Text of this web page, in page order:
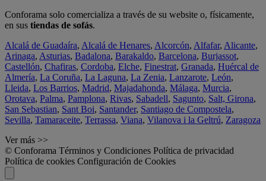
Conforama solo comercializa a través de su website o, físicamente,
en sus tiendas de sofás.
Alcalá de Guadaíra, Alcalá de Henares, Alcorcón, Alfafar, Alicante,
Arinaga, Asturias, Badalona, Barakaldo, Barcelona, Burjassot,
Castellón, Chafiras, Cordoba, Elche, Finestrat, Granada, Huércal de
Almería, La Coruña, La Laguna, La Zenia, Lanzarote, León,
Lleida, Los Barrios, Madrid, Majadahonda, Málaga, Murcia,
Orotava, Palma, Pamplona, Rivas, Sabadell, Sagunto, Salt, Girona,
San Sebastian, Sant Boi, Santander, Santiago de Compostela,
Sevilla, Tamaraceite, Terrassa, Viana, Vilanova i la Geltrú, Zaragoza
Ver más >>
© Conforama Términos y Condiciones Política de privacidad
Política de cookies Configuración de Cookies